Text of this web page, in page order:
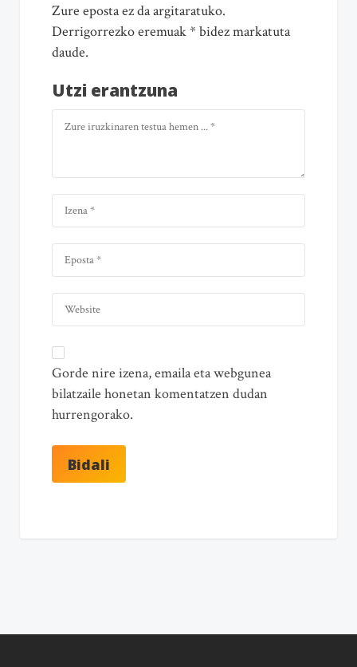
Zure eposta ez da argitaratuko.
Derrigorrezko eremuak * bidez markatuta
daude.
Utzi erantzuna
Gorde nire izena, emaila eta webgunea
bilatzaile honetan komentatzen dudan
hurrengorako.